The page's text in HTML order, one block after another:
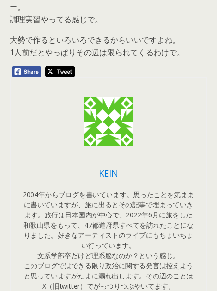
ー。
調理実習やってる感じで。
大勢で作るといろいろできるからいいですよね。
1人前だとやっぱりその辺は限られてくるわけで。
KEIN
2004年からブログを書いています。思ったことを気まま
に書いていますが、旅に出るとその記事で埋まっていき
ます。旅行は日本国内が中心で、2022年6月に旅をした
和歌山県をもって、47都道府県すべてを訪れたことにな
りました。好きなアーティストのライブにもちょいちょ
い行っています。
文系学部卒だけど理系脳なのか？という感じ。
このブログではできる限り政治に関する発言は控えよう
と思っていますがたまに漏れ出します。その辺のことは
X（旧twitter）でがっつりつぶやいてます。